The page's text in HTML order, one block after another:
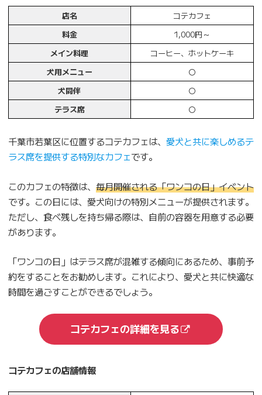
店名
コテカフェ
料金
1,000円～
メイン料理
コーヒー、ホットケーキ
犬用メニュー
〇
犬同伴
〇
テラス席
〇
千葉市若葉区に位置するコテカフェは、 愛犬と共に楽しめるテ
ラス席を提供する特別なカフェです。
このカフェの特徴は、 毎月開催される「ワンコの日」イベント
です。この日には、愛犬向けの特別メニューが提供されます。
ただし、食べ残しを持ち帰る際は、自前の容器を用意する必要
があります。
「ワンコの日」はテラス席が混雑する傾向にあるため、事前予
約をすることをお勧めします。これにより、愛犬と共に快適な
時間を過ごすことができるでしょう。
コテカフェの詳細を見る
コテカフェの店舗情報